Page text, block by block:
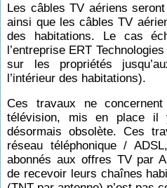
Les câbles TV aériens
ainsi que les câbles TV
des habitations. Le cas
l’entreprise ERT
sur les propriétés
l’intérieur des habitations).
Ces travaux ne
télévision, mis en place
désormais obsolète. Ces
réseau téléphonique /
abonnés aux offres TV par
de recevoir leurs chaînes